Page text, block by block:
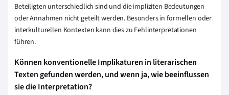
Beteiligten unterschiedlich sind und die impliziten Bedeutungen
oder Annahmen nicht geteilt werden. Besonders in formellen oder
interkulturellen Kontexten kann dies zu Fehlinterpretationen
führen.
Können konventionelle Implikaturen in literarischen
Texten gefunden werden, und wenn ja, wie beeinflussen
sie die Interpretation?